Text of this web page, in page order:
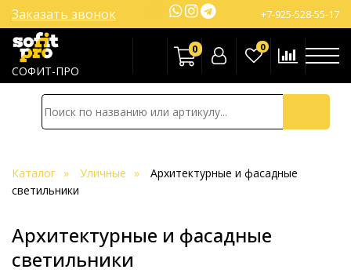
СОФИТ-ПРО
+7-925-528-55-17
Заказать звонок
0 0
Каталог Уличные
Архитектурные и фасадные
светильники
Архитектурные и фасадные
светильники